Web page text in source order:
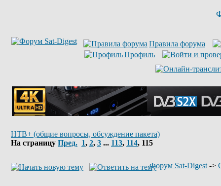
Правила форума
Профиль
НТВ+ (общие вопросы, обсуждение пакета)
На страницу Пред. 1, 2, 3 ... 113, 114, 115
Форум Sat-Digest ->